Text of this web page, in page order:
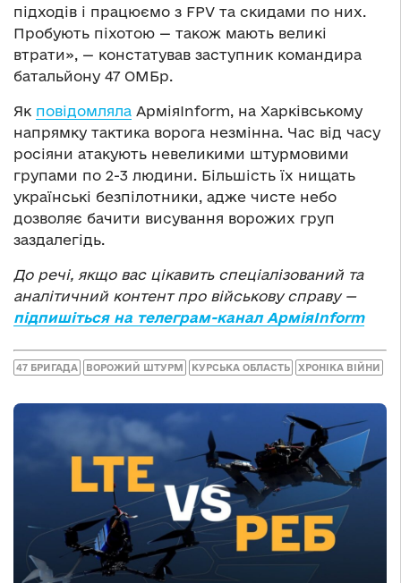
підходів і працюємо з FPV та скидами по них.
Пробують піхотою — також мають великі
втрати», — констатував заступник командира
батальйону 47 ОМБр.
Як повідомляла АрміяInform, на Харківському
напрямку тактика ворога незмінна. Час від часу
росіяни атакують невеликими штурмовими
групами по 2-3 людини. Більшість їх нищать
українські безпілотники, адже чисте небо
дозволяє бачити висування ворожих груп
заздалегідь.
До речі, якщо вас цікавить спеціалізований та
аналітичний контент про військову справу —
підпишіться на телеграм-канал АрміяInform
47 БРИГАДА ВОРОЖИЙ ШТУРМ КУРСЬКА ОБЛАСТЬ ХРОНІКА ВІЙНИ